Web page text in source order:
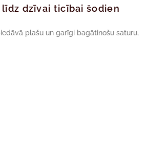
dzīvai ticībai šodien
plašu un garīgi bagātinošu saturu,